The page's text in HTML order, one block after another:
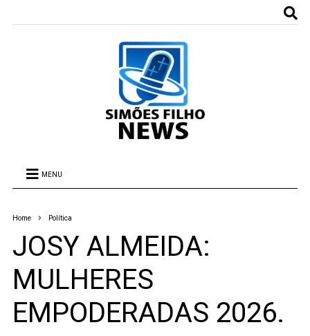
MENU
Home Política
JOSY ALMEIDA:
MULHERES
EMPODERADAS 2026.